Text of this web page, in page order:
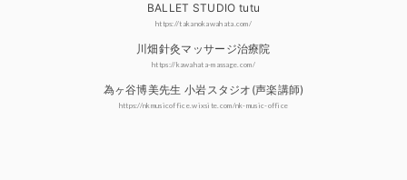
BALLET STUDIO tutu
https://takanokawahata.com/
川畑針灸マッサージ治療院
https://kawahata-massage.com/
為ヶ谷博美先生 小岩スタジオ(声楽講師)
https://nkmusicoffice.wixsite.com/nk-music-office